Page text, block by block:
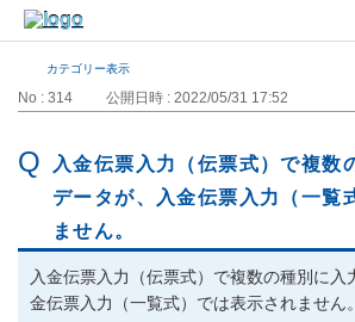
カテゴリー表示
No : 314 公開日時 : 2022/05/31 17:52
入金伝票入力（伝票式）で複数
データが、入金伝票入力（一覧
ません。
入金伝票入力（伝票式）で複数の種別に入
金伝票入力（一覧式）では表示されません。